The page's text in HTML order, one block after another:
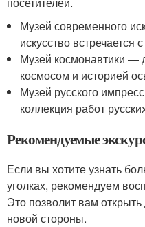
Музей современного
искусство встречается
Музей космонавтики —
космосом и историей
Музей русского
коллекция работ
Рекомендуемые
Если вы хотите узнать
уголках, рекомендуем
Это позволит вам
новой стороны.